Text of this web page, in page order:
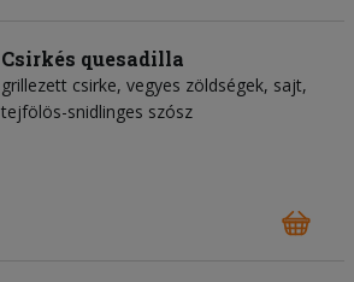
Csirkés quesadilla
grillezett csirke, vegyes zöldségek, sajt,
tejfölös-snidlinges szósz